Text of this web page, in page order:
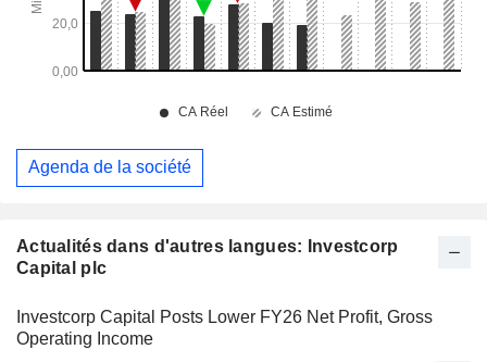
Actualités dans d'autres langues: Investcorp
Capital plc
Investcorp Capital Posts Lower FY26 Net Profit, Gross
Operating Income
Agenda de la société